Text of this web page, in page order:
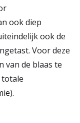
ook diep
ook de
Voor deze
van de blaas te